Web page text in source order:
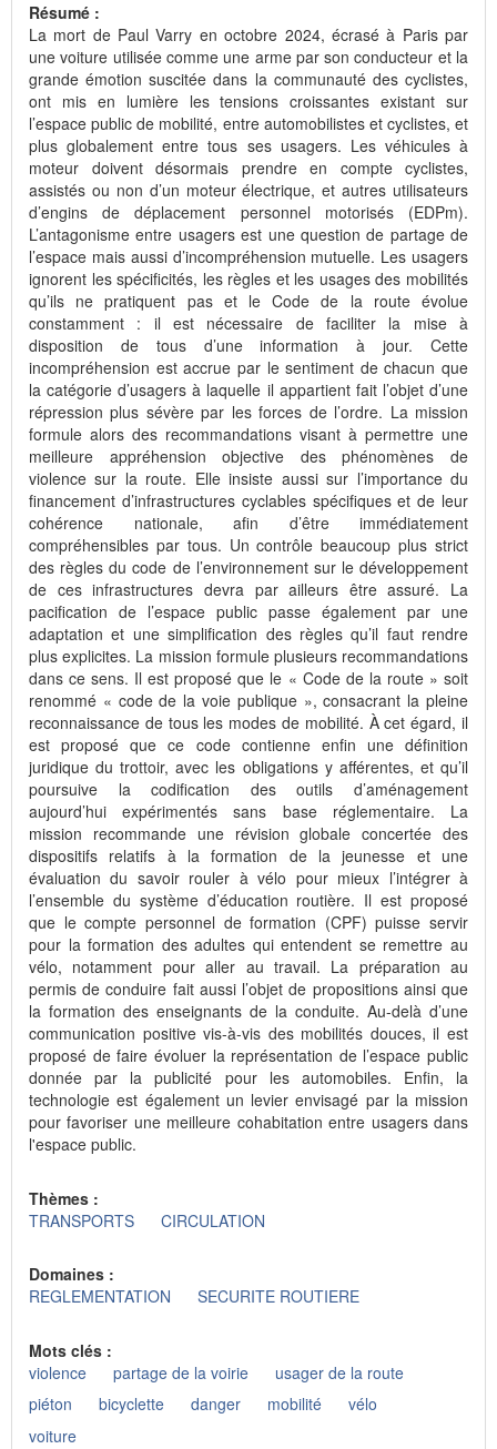
Résumé :
La mort de Paul Varry en octobre 2024, écrasé à Paris par
une voiture utilisée comme une arme par son conducteur et la
grande émotion suscitée dans la communauté des cyclistes,
ont mis en lumière les tensions croissantes existant sur
l’espace public de mobilité, entre automobilistes et cyclistes, et
plus globalement entre tous ses usagers. Les véhicules à
moteur doivent désormais prendre en compte cyclistes,
assistés ou non d’un moteur électrique, et autres utilisateurs
d’engins de déplacement personnel motorisés (EDPm).
L’antagonisme entre usagers est une question de partage de
l’espace mais aussi d’incompréhension mutuelle. Les usagers
ignorent les spécificités, les règles et les usages des mobilités
qu’ils ne pratiquent pas et le Code de la route évolue
constamment : il est nécessaire de faciliter la mise à
disposition de tous d’une information à jour. Cette
incompréhension est accrue par le sentiment de chacun que
la catégorie d’usagers à laquelle il appartient fait l’objet d’une
répression plus sévère par les forces de l’ordre. La mission
formule alors des recommandations visant à permettre une
meilleure appréhension objective des phénomènes de
violence sur la route. Elle insiste aussi sur l’importance du
financement d’infrastructures cyclables spécifiques et de leur
cohérence nationale, afin d’être immédiatement
compréhensibles par tous. Un contrôle beaucoup plus strict
des règles du code de l’environnement sur le développement
de ces infrastructures devra par ailleurs être assuré. La
pacification de l’espace public passe également par une
adaptation et une simplification des règles qu’il faut rendre
plus explicites. La mission formule plusieurs recommandations
dans ce sens. Il est proposé que le « Code de la route » soit
renommé « code de la voie publique », consacrant la pleine
reconnaissance de tous les modes de mobilité. À cet égard, il
est proposé que ce code contienne enfin une définition
juridique du trottoir, avec les obligations y afférentes, et qu’il
poursuive la codification des outils d’aménagement
aujourd’hui expérimentés sans base réglementaire. La
mission recommande une révision globale concertée des
dispositifs relatifs à la formation de la jeunesse et une
évaluation du savoir rouler à vélo pour mieux l’intégrer à
l’ensemble du système d’éducation routière. Il est proposé
que le compte personnel de formation (CPF) puisse servir
pour la formation des adultes qui entendent se remettre au
vélo, notamment pour aller au travail. La préparation au
permis de conduire fait aussi l’objet de propositions ainsi que
la formation des enseignants de la conduite. Au-delà d’une
communication positive vis-à-vis des mobilités douces, il est
proposé de faire évoluer la représentation de l’espace public
donnée par la publicité pour les automobiles. Enfin, la
technologie est également un levier envisagé par la mission
pour favoriser une meilleure cohabitation entre usagers dans
l'espace public.
Thèmes :
TRANSPORTS
CIRCULATION
Domaines :
REGLEMENTATION
SECURITE ROUTIERE
Mots clés :
violence
partage de la voirie
usager de la route
piéton
bicyclette danger mobilité
vélo
voiture